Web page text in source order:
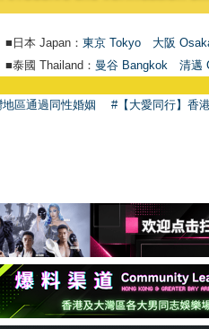
■日本 Japan： 東京 Tokyo 大阪
■泰國 Thailand： 曼谷 Bangkok
清邁
地區通過同性婚姻 #【大愛同行】香